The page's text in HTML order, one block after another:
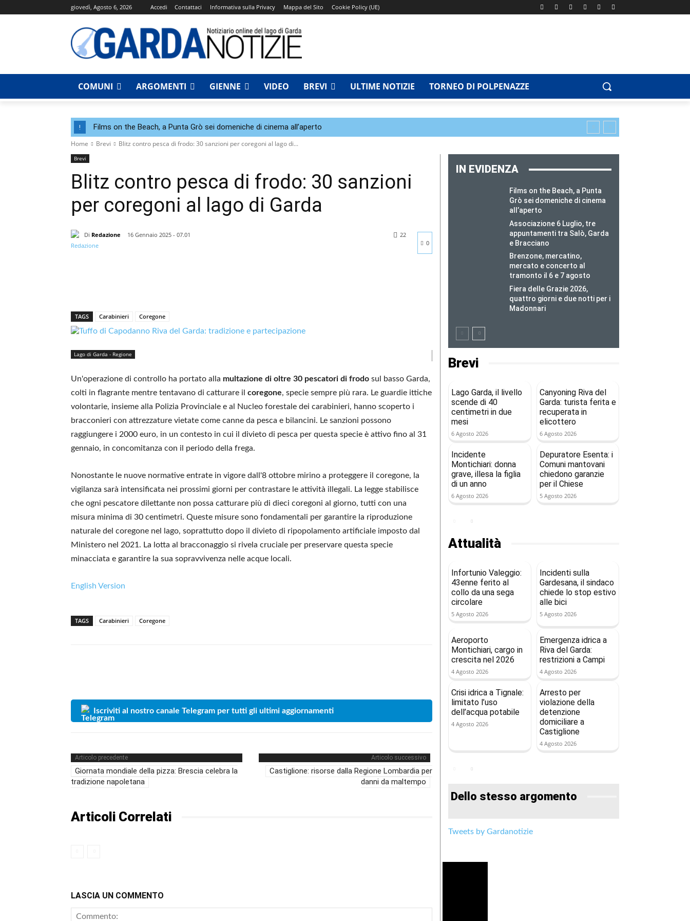
giovedì, Agosto 6, 2026 Accedi Contattaci Informativa sulla Privacy Mappa del Sito Cookie Policy (UE)
COMUNI ARGOMENTI GIENNE VIDEO BREVI ULTIME NOTIZIE TORNEO DI POLPENAZZE
! Films on the Beach, a Punta Grò sei domeniche di cinema all’aperto
Home Brevi Blitz contro pesca di frodo: 30 sanzioni per coregoni al lago di...
Brevi
Blitz contro pesca di frodo: 30 sanzioni
per coregoni al lago di Garda
Di Redazione
16 Gennaio 2025 - 07.01
0
22
TAGS Carabinieri Coregone
Lago di Garda - Regione
Un'operazione di controllo ha portato alla multazione di oltre 30 pescatori di frodo sul basso Garda,
colti in flagrante mentre tentavano di catturare il coregone, specie sempre più rara. Le guardie ittiche
volontarie, insieme alla Polizia Provinciale e al Nucleo forestale dei carabinieri, hanno scoperto i
bracconieri con attrezzature vietate come canne da pesca e bilancini. Le sanzioni possono
raggiungere i 2000 euro, in un contesto in cui il divieto di pesca per questa specie è attivo fino al 31
gennaio, in concomitanza con il periodo della frega.
Nonostante le nuove normative entrate in vigore dall'8 ottobre mirino a proteggere il coregone, la
vigilanza sarà intensificata nei prossimi giorni per contrastare le attività illegali. La legge stabilisce
che ogni pescatore dilettante non possa catturare più di dieci coregoni al giorno, tutti con una
misura minima di 30 centimetri. Queste misure sono fondamentali per garantire la riproduzione
naturale del coregone nel lago, soprattutto dopo il divieto di ripopolamento artificiale imposto dal
Ministero nel 2021. La lotta al bracconaggio si rivela cruciale per preservare questa specie
minacciata e garantire la sua sopravvivenza nelle acque locali.
English Version
TAGS Carabinieri Coregone
Iscriviti al nostro canale Telegram per tutti gli ultimi aggiornamenti
Articolo precedente
Giornata mondiale della pizza: Brescia celebra la
tradizione napoletana
Articolo successivo
Castiglione: risorse dalla Regione Lombardia per
danni da maltempo
Articoli Correlati
LASCIA UN COMMENTO
IN EVIDENZA
Films on the Beach, a Punta
Grò sei domeniche di cinema
all’aperto
Associazione 6 Luglio, tre
appuntamenti tra Salò, Garda
e Bracciano
Brenzone, mercatino,
mercato e concerto al
tramonto il 6 e 7 agosto
Fiera delle Grazie 2026,
quattro giorni e due notti per i
Madonnari
Brevi
Lago Garda, il livello
scende di 40
centimetri in due
mesi
6 Agosto 2026
Canyoning Riva del
Garda: turista ferita e
recuperata in
elicottero
6 Agosto 2026
Incidente
Montichiari: donna
grave, illesa la figlia
di un anno
6 Agosto 2026
Depuratore Esenta: i
Comuni mantovani
chiedono garanzie
per il Chiese
5 Agosto 2026
Attualità
Infortunio Valeggio:
43enne ferito al
collo da una sega
circolare
5 Agosto 2026
Incidenti sulla
Gardesana, il sindaco
chiede lo stop estivo
alle bici
5 Agosto 2026
Aeroporto
Montichiari, cargo in
crescita nel 2026
4 Agosto 2026
Emergenza idrica a
Riva del Garda:
restrizioni a Campi
4 Agosto 2026
Crisi idrica a Tignale:
limitato l’uso
dell’acqua potabile
4 Agosto 2026
Arresto per
violazione della
detenzione
domiciliare a
Castiglione
4 Agosto 2026
Dello stesso argomento
Tweets by Gardanotizie